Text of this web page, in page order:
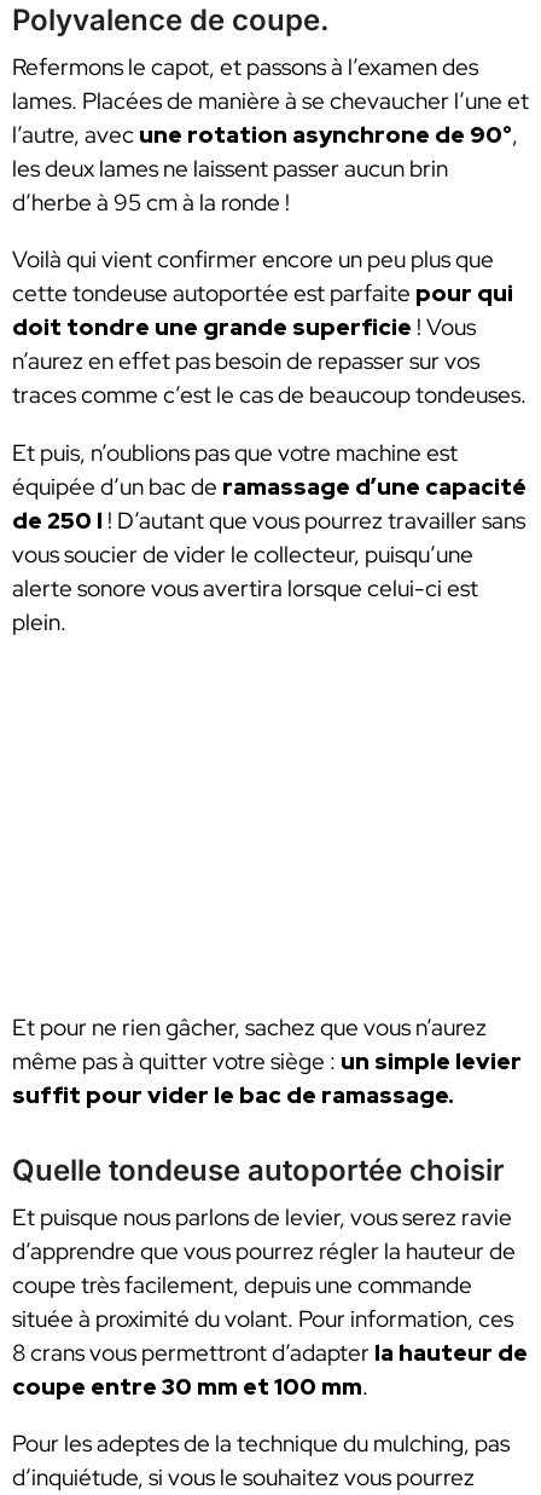
Polyvalence de coupe.
Refermons le capot, et passons à l’examen des
lames. Placées de manière à se chevaucher l’une et
l’autre, avec une rotation asynchrone de 90°,
les deux lames ne laissent passer aucun brin
d’herbe à 95 cm à la ronde !
Voilà qui vient confirmer encore un peu plus que
cette tondeuse autoportée est parfaite pour qui
doit tondre une grande superficie ! Vous
n’aurez en effet pas besoin de repasser sur vos
traces comme c’est le cas de beaucoup tondeuses.
Et puis, n’oublions pas que votre machine est
équipée d’un bac de ramassage d’une capacité
de 250 l ! D’autant que vous pourrez travailler sans
vous soucier de vider le collecteur, puisqu’une
alerte sonore vous avertira lorsque celui-ci est
plein.
Et pour ne rien gâcher, sachez que vous n’aurez
même pas à quitter votre siège : un simple levier
suffit pour vider le bac de ramassage.
Quelle tondeuse autoportée choisir
Et puisque nous parlons de levier, vous serez ravie
d’apprendre que vous pourrez régler la hauteur de
coupe très facilement, depuis une commande
située à proximité du volant. Pour information, ces
8 crans vous permettront d’adapter la hauteur de
coupe entre 30 mm et 100 mm.
Pour les adeptes de la technique du mulching, pas
d’inquiétude, si vous le souhaitez vous pourrez